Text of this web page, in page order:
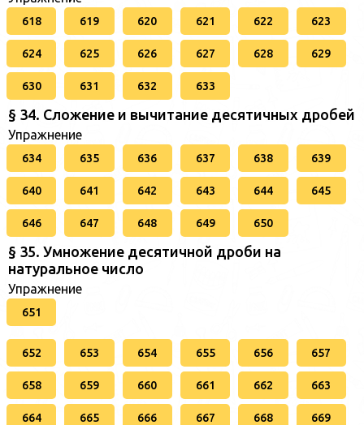
618 619 620 621 622 623
624 625 626 627 628 629
630 631 632 633
§ 34. Сложение и вычитание десятичных дробей
Упражнение
634 635 636 637 638 639
640 641 642 643 644 645
646 647 648 649 650
§ 35. Умножение десятичной дроби на
натуральное число
Упражнение
651
652 653 654 655 656 657
658 659 660 661 662 663
664 665 666 667 668 669